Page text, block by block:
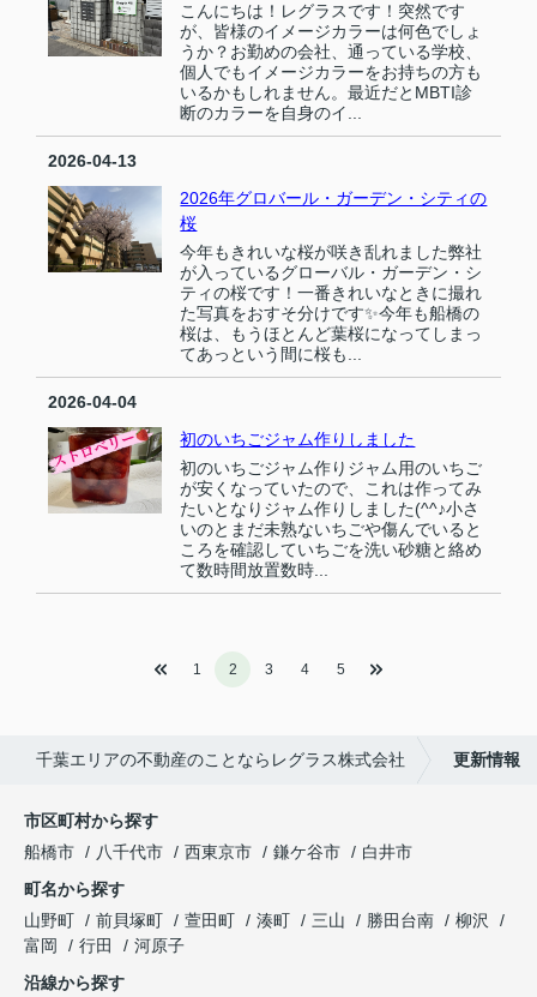
こんにちは！レグラスです！突然です
が、皆様のイメージカラーは何色でしょ
うか？お勤めの会社、通っている学校、
個人でもイメージカラーをお持ちの方も
いるかもしれません。最近だとMBTI診
断のカラーを自身のイ...
2026-04-13
2026年グロバール・ガーデン・シティの
桜
今年もきれいな桜が咲き乱れました弊社
が入っているグローバル・ガーデン・シ
ティの桜です！一番きれいなときに撮れ
た写真をおすそ分けです✨今年も船橋の
桜は、もうほとんど葉桜になってしまっ
てあっという間に桜も...
2026-04-04
初のいちごジャム作りしました
初のいちごジャム作りジャム用のいちご
が安くなっていたので、これは作ってみ
たいとなりジャム作りしました(^^♪小さ
いのとまだ未熟ないちごや傷んでいると
ころを確認していちごを洗い砂糖と絡め
て数時間放置数時...
1 2 3 4 5
千葉エリアの不動産のことならレグラス株式会社 更新情報
市区町村から探す
船橋市
八千代市 西東京市 鎌ケ谷市
白井市
町名から探す
山野町
前貝塚町 萱田町 湊町 三山 勝田台南
柳沢
富岡
行田
河原子
沿線から探す